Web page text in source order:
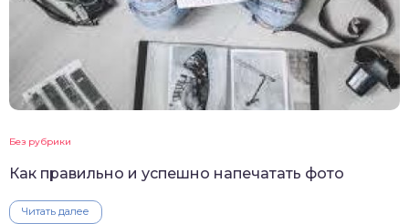
Без рубрики
Как правильно и успешно напечатать фото
Читать далее